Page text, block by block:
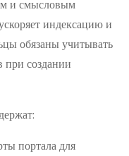
и смысловым
индексацию и
обязаны учитывать
при создании
портала для